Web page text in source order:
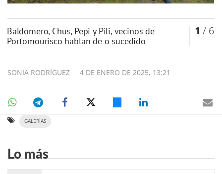
Baldomero, Chus, Pepi y Pili, vecinos de
Portomourisco hablan de o sucedido
1 / 6
4 DE ENERO DE 2025, 13:21
SONIA RODRÍGUEZ
GALERÍAS
Lo más